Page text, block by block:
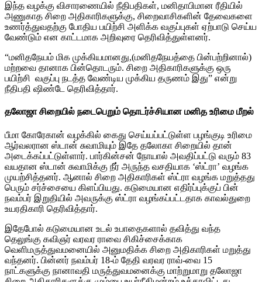
இந்த வழக்கு விசாரணையில் நீதிபதிகள், மனிதாபிமான ரீதியில்
அணுகாத சிறை அதிகாரிகளுக்கு, சிறைவாசிகளின் தேவைகளை
உணர்த்துவதற்கு போதிய பயிற்சி அளிக்க வகுப்புகள் ஏற்பாடு செய்ய
வேண்டும் என காட்டமாக அறிவுரை தெரிவித்துள்ளனர்.
“மனிதநேயம் மிக முக்கியமானது,(மனிதநேயத்தை பின்பற்றினால்)
மற்றவை தானாக பின்தொடரும். சிறை அதிகாரிகளுக்கு ஒரு
பயிற்சி வகுப்பு நடத்த வேண்டிய முக்கிய தருணம் இது” என்று
நீதிபதி ஷிண்டே தெரிவித்தார்.
தலோஜா சிறையில் நடைபெறும் தொடர்ச்சியான மனித உரிமை மீறல்
பீமா கோரேகான் வழக்கில் கைது செய்யப்பட்டுள்ள பழங்குடி உரிமை
ஆர்வலரான ஸ்டான் சுவாமியும் இதே தலோகா சிறையில் தான்
அடைக்கப்பட்டுள்ளார். பார்கின்சன் நோயால் அவதிப்பட்டு வரும் 83
வயதான ஸ்டான் சுவாமிக்கு நீர் அருந்த வசதியாக ‘ஸ்ட்ரா’ வழங்க
முயற்சித்தனர். ஆனால் சிறை அதிகாரிகள் ஸ்ட்ரா வழங்க மறுத்தது
பெரும் சர்ச்சையை கிளப்பியது. கடுமையான எதிர்ப்புக்குப் பின்
நவம்பர் இறுதியில் அவருக்கு ஸ்ட்ரா வழங்கப்பட்டதாக காவல்துறை
உயரதிகாரி தெரிவித்தார்.
இதேபோல் கடுமையான உடல் உபாதைகளால் தவித்து வந்த
தெலுங்கு கவிஞர் வரவர ராவை சிகிச்சைக்காக
வெளிமருத்துவமனையில் அனுமதிக்க சிறை அதிகாரிகள் மறுத்து
வந்தனர். பின்னர் நவம்பர் 18-ம் தேதி வரவர ராவ்-வை 15
நாட்களுக்கு நானாவதி மருத்துவமனைக்கு மாற்றுமாறு தலோஜா